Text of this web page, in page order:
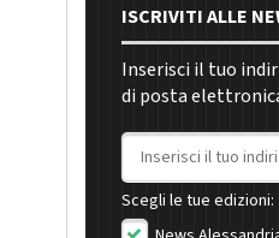
ISCRIVITI ALLE
Inserisci il tuo
di posta
Indirizzo email
Scegli le tue edizioni: